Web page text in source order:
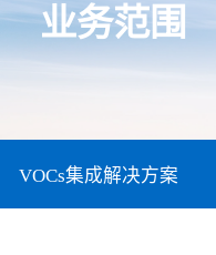
业务范围
VOCs集成解决方案